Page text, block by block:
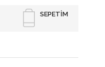
SEPETIM